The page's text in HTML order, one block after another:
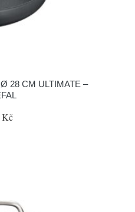
28 CM ULTIMATE –
Kč